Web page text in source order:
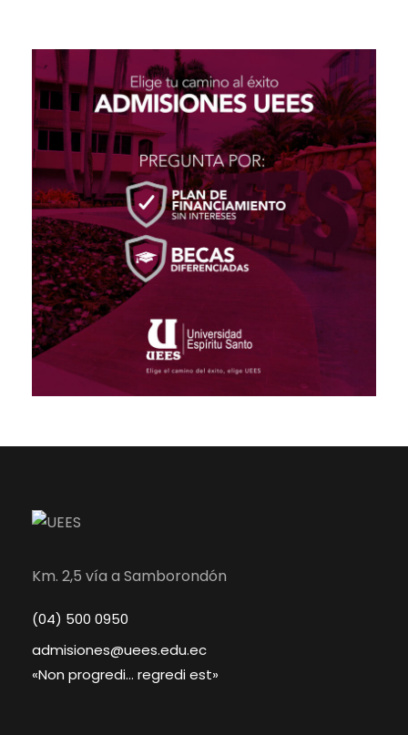
Km. 2,5 vía a Samborondón
(04) 500 0950
admisiones@uees.edu.ec
«Non progredi… regredi est»